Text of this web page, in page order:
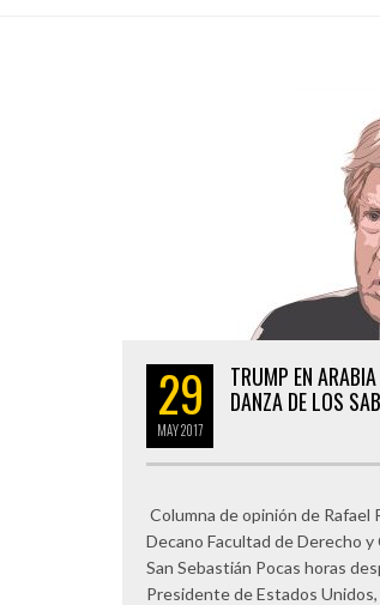
29
MAY2017
TRUMP EN
DANZA DE LOS
Columna de opinión de Rafael
Decano Facultad de Derecho y
San Sebastián Pocas horas
Presidente de Estados